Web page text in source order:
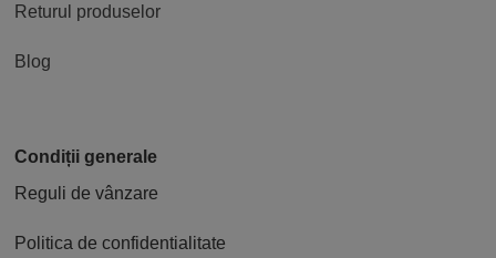
Returul produselor
Blog
Condiții generale
Reguli de vânzare
Politica de confidentialitate